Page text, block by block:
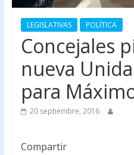
LEGISLATIVAS POLÍTICA
Concejales
nueva
para
20 septiembre, 2016
Compartir